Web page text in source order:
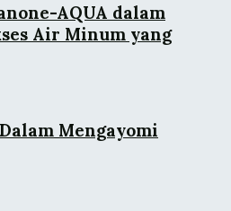
AQUA dalam
Air Minum yang
Mengayomi